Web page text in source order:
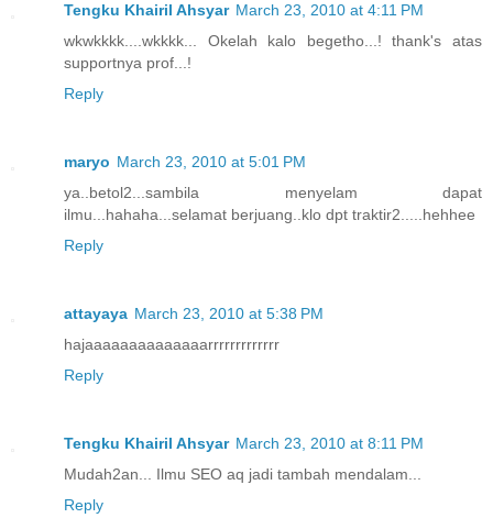
Tengku Khairil Ahsyar March 23, 2010 at 4:11 PM
wkwkkkk....wkkkk... Okelah kalo begetho...! thank's atas
supportnya prof...!
Reply
maryo March 23, 2010 at 5:01 PM
ya..betol2...sambila menyelam dapat
ilmu...hahaha...selamat berjuang..klo dpt traktir2.....hehhee
Reply
attayaya March 23, 2010 at 5:38 PM
hajaaaaaaaaaaaaaarrrrrrrrrrrrr
Reply
Tengku Khairil Ahsyar March 23, 2010 at 8:11 PM
Mudah2an... Ilmu SEO aq jadi tambah mendalam...
Reply